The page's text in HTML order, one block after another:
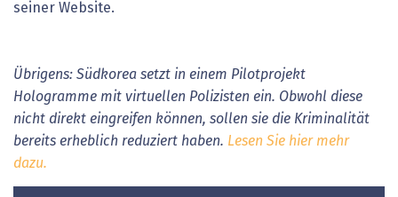
seiner Website.
Übrigens: Südkorea setzt in einem Pilotprojekt
Hologramme mit virtuellen Polizisten ein. Obwohl diese
nicht direkt eingreifen können, sollen sie die Kriminalität
bereits erheblich reduziert haben. Lesen Sie hier mehr
dazu.